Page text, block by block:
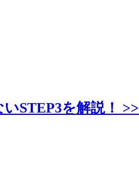
STEP3を解説！ >>